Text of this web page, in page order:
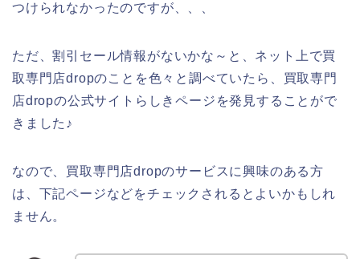
つけられなかったのですが、、、
ただ、割引セール情報がないかな～と、ネット上で買
取専門店dropのことを色々と調べていたら、買取専門
店dropの公式サイトらしきページを発見することがで
きました♪
なので、買取専門店dropのサービスに興味のある方
は、下記ページなどをチェックされるとよいかもしれ
ません。